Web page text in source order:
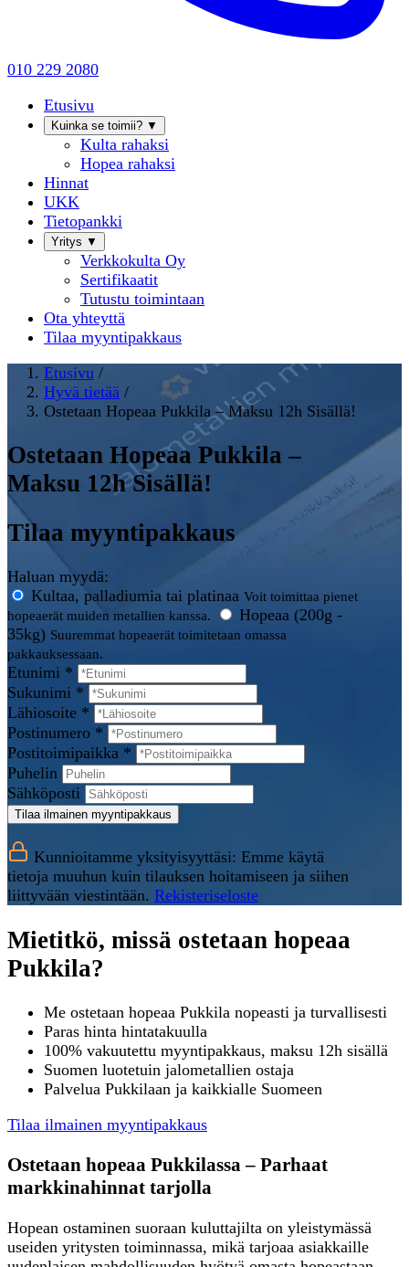
010 229 2080
Etusivu
Kuinka se toimii? ▼
Kulta rahaksi
Hopea rahaksi
Hinnat
UKK
Tietopankki
Yritys ▼
Verkkokulta Oy
Sertifikaatit
Tutustu toimintaan
Ota yhteyttä
Tilaa myyntipakkaus
Etusivu /
Hyvä tietää /
Ostetaan Hopeaa Pukkila – Maksu 12h Sisällä!
Ostetaan Hopeaa Pukkila –
Maksu 12h Sisällä!
Tilaa myyntipakkaus
Haluan myydä:
Kultaa, palladiumia tai platinaa Voit toimittaa pienet
hopeaerät muiden metallien kanssa.
Hopeaa (200g -
35kg) Suuremmat hopeaerät toimitetaan omassa
pakkauksessaan.
Etunimi *
Sukunimi *
Lähiosoite *
Postinumero *
Postitoimipaikka *
Puhelin
Sähköposti
Tilaa ilmainen myyntipakkaus
Kunnioitamme yksityisyyttäsi: Emme käytä
tietoja muuhun kuin tilauksen hoitamiseen ja siihen
liittyvään viestintään. Rekisteriseloste
Mietitkö, missä ostetaan hopeaa
Pukkila?
Me ostetaan hopeaa Pukkila nopeasti ja turvallisesti
Paras hinta hintatakuulla
100% vakuutettu myyntipakkaus, maksu 12h sisällä
Suomen luotetuin jalometallien ostaja
Palvelua Pukkilaan ja kaikkialle Suomeen
Tilaa ilmainen myyntipakkaus
Ostetaan hopeaa Pukkilassa – Parhaat
markkinahinnat tarjolla
Hopean ostaminen suoraan kuluttajilta on yleistymässä
useiden yritysten toiminnassa, mikä tarjoaa asiakkaille